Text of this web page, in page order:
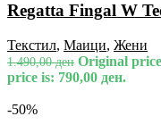
Regatta Fingal W
Текстил, Маици, Жени
1.490,00ден Original
price is: 790,00 ден.
-50%